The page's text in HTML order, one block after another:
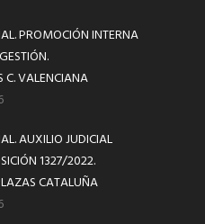
PROMOCIÓN INTERNA
C. VALENCIANA
AUXILIO JUDICIAL
1327/2022.
CATALUÑA